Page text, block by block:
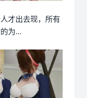
才出去现，所有
为...